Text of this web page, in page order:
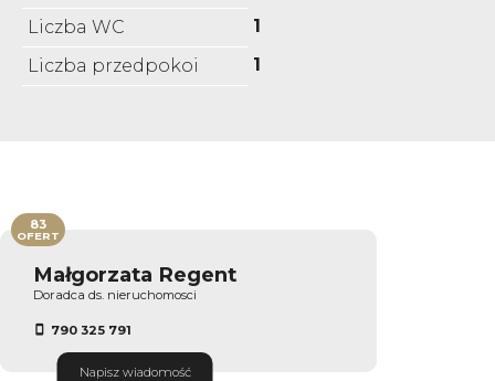
Liczba WC
1
Liczba przedpokoi
1
Małgorzata Regent
Doradca ds. nieruchomosci
790 325 791
Napisz wiadomość
83
OFERT